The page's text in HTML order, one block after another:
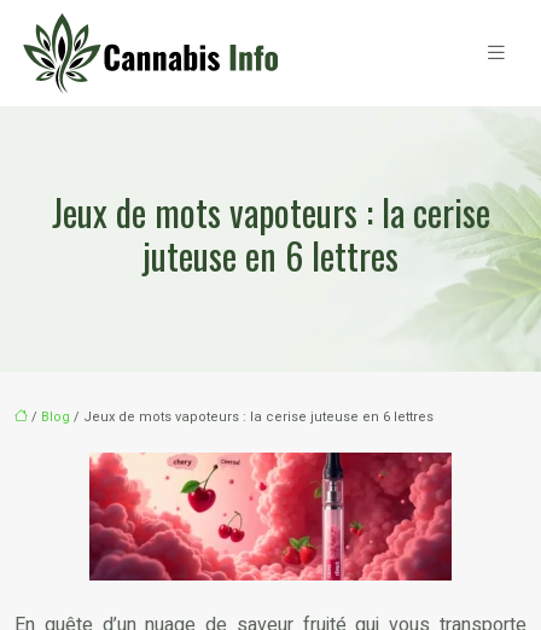
Jeux de mots vapoteurs : la cerise
juteuse en 6 lettres
/ Blog / Jeux de mots vapoteurs : la cerise juteuse en 6 lettres